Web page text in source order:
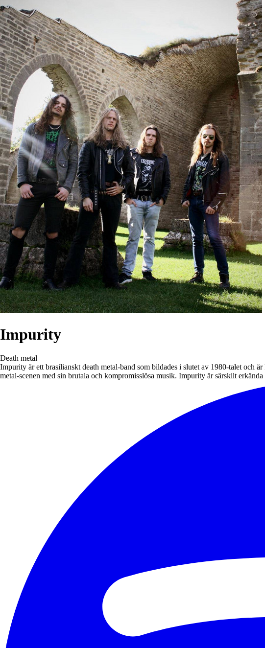
Impurity
Death metal
Impurity är ett brasilianskt death metal-band som bildades i slutet av 1980-talet och
metal-scenen med sin brutala och kompromisslösa musik. Impurity är särskilt